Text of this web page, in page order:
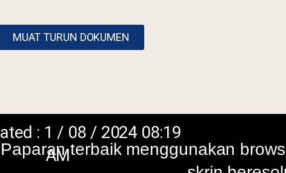
MUAT TURUN DOKUMEN